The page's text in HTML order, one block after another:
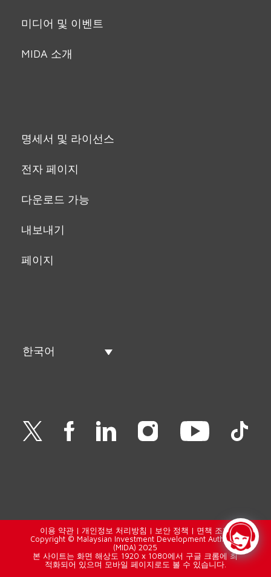
미디어 및 이벤트
MIDA 소개
명세서 및 라이선스
전자 페이지
다운로드 가능
내보내기
페이지
한국어
이용 약관 | 개인정보 처리방침 | 보안 정책 | 면책 조항
Copyright © Malaysian Investment Development Authority
(MIDA) 2025
본 사이트는 화면 해상도 1920 x 1080에서 구글 크롬에 최
적화되어 있으며 모바일 페이지로도 볼 수 있습니다.